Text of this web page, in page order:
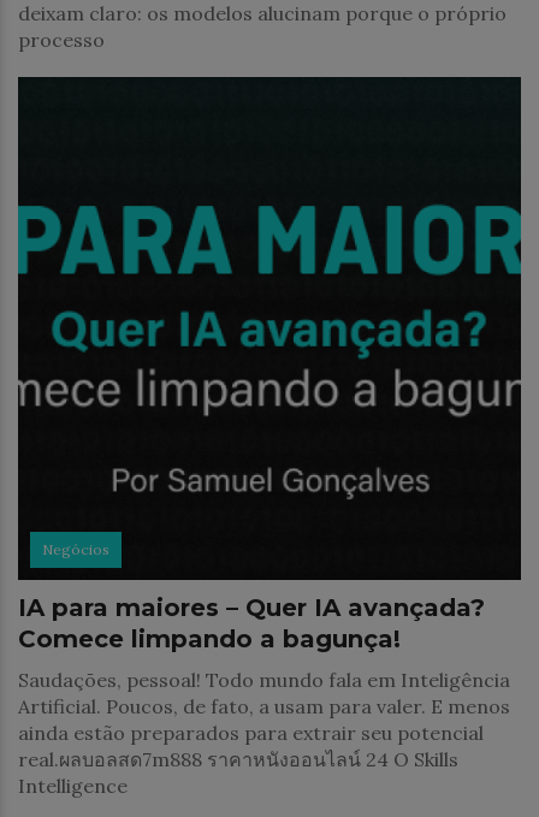
deixam claro: os modelos alucinam porque o próprio
processo
Negócios
IA para maiores – Quer IA avançada?
Comece limpando a bagunça!
Saudações, pessoal! Todo mundo fala em Inteligência
Artificial. Poucos, de fato, a usam para valer. E menos
ainda estão preparados para extrair seu potencial
real.ผลบอลสด7m888 ราคาหนังออนไลน์ 24 O Skills
Intelligence